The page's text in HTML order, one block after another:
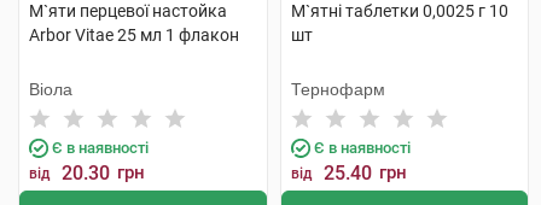
М`яти перцевої настойка
Arbor Vitae 25 мл 1 флакон
Віола
Є в наявності
від 20.30 грн
М`ятні таблетки 0,0025 г 10
шт
Тернофарм
Є в наявності
від 25.40 грн